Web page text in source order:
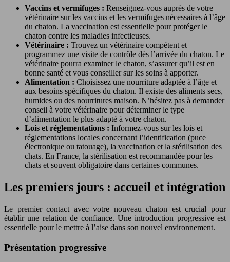
Vaccins et vermifuges : Renseignez-vous auprès de votre
vétérinaire sur les vaccins et les vermifuges nécessaires à l’âge
du chaton. La vaccination est essentielle pour protéger le
chaton contre les maladies infectieuses.
Vétérinaire : Trouvez un vétérinaire compétent et
programmez une visite de contrôle dès l’arrivée du chaton. Le
vétérinaire pourra examiner le chaton, s’assurer qu’il est en
bonne santé et vous conseiller sur les soins à apporter.
Alimentation : Choisissez une nourriture adaptée à l’âge et
aux besoins spécifiques du chaton. Il existe des aliments secs,
humides ou des nourritures maison. N’hésitez pas à demander
conseil à votre vétérinaire pour déterminer le type
d’alimentation le plus adapté à votre chaton.
Lois et réglementations : Informez-vous sur les lois et
réglementations locales concernant l’identification (puce
électronique ou tatouage), la vaccination et la stérilisation des
chats. En France, la stérilisation est recommandée pour les
chats et souvent obligatoire dans certaines communes.
Les premiers jours : accueil et intégration
Le premier contact avec votre nouveau chaton est crucial pour
établir une relation de confiance. Une introduction progressive est
essentielle pour le mettre à l’aise dans son nouvel environnement.
Présentation progressive